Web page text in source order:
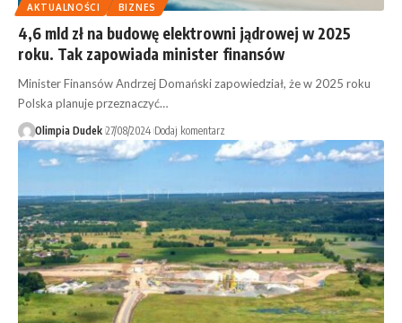
AKTUALNOŚCI BIZNES
4,6 mld zł na budowę elektrowni jądrowej w 2025
roku. Tak zapowiada minister finansów
Minister Finansów Andrzej Domański zapowiedział, że w 2025 roku
Polska planuje przeznaczyć…
Olimpia Dudek 27/08/2024 Dodaj komentarz